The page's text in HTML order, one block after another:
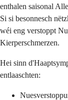
enthalen saisonal
Si si besonnesch
wéi eng verstoppt
Kierperschmerzen.
Hei sinn
entlaaschten: